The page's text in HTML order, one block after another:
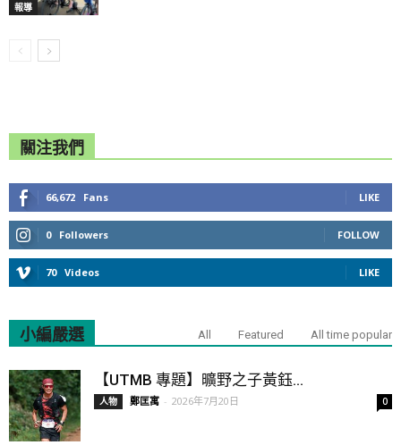
報導
關注我們
66,672 Fans LIKE
0 Followers FOLLOW
70 Videos LIKE
小編嚴選 All Featured All time popular
【UTMB 專題】曠野之子黃鈺...
人物 鄭匡寓 - 2026年7月20日 0